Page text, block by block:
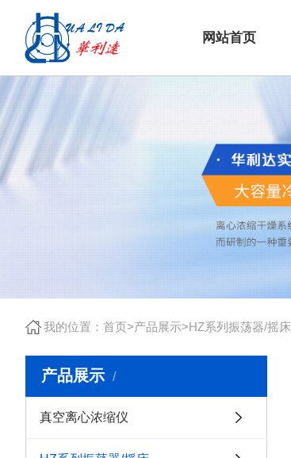
网站首页
我的位置：首页>产品展示>HZ系列振荡器/摇床
产品展示
真空离心浓缩仪